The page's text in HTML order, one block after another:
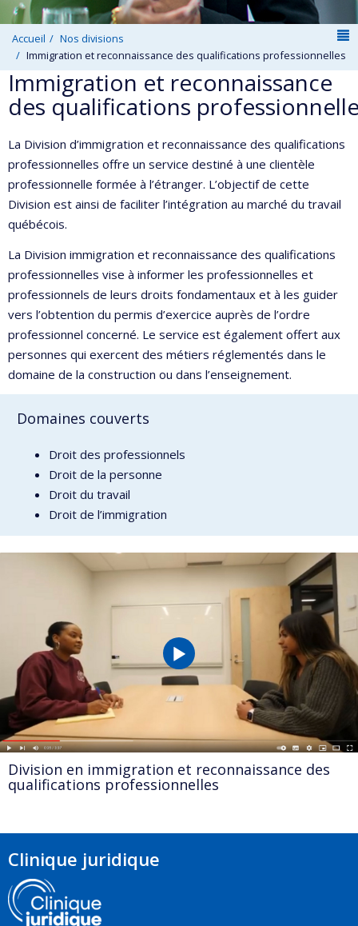
Accueil
Nos divisions
Immigration et reconnaissance des qualifications professionnelles
Immigration et reconnaissance
des qualifications
La Division d’immigration et reconnaissance des qualifications
professionnelles offre un service destiné à une clientèle
professionnelle formée à l’étranger. L’objectif de cette
Division est ainsi de faciliter l’intégration au marché du travail
québécois.
La Division immigration et reconnaissance des qualifications
professionnelles vise à informer les professionnelles et
professionnels de leurs droits fondamentaux et à les guider
vers l’obtention du permis d’exercice auprès de l’ordre
professionnel concerné. Le service est également offert aux
personnes qui exercent des métiers réglementés dans le
domaine de la construction ou dans l’enseignement.
Domaines couverts
Droit des professionnels
Droit de la personne
Droit du travail
Droit de l’immigration
Division en immigration et reconnaissance des
qualifications professionnelles
Clinique juridique